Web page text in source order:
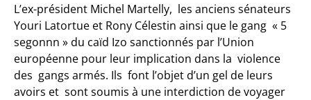
L’ex-président Michel Martelly, les anciens sénateurs
Youri Latortue et Rony Célestin ainsi que le gang « 5
segonnn » du caïd Izo sanctionnés par l’Union
européenne pour leur implication dans la violence
des gangs armés. Ils font l’objet d’un gel de leurs
avoirs et sont soumis à une interdiction de voyager